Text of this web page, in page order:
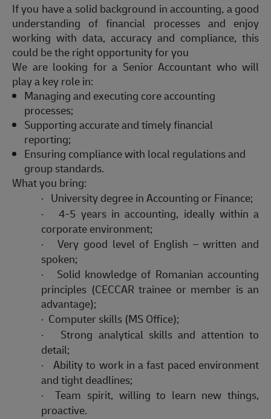
If you have a solid background in accounting, a good
understanding of financial processes and enjoy
working with data, accuracy and compliance, this
could be the right opportunity for you
We are looking for a Senior Accountant who will
play a key role in:
Managing and executing core accounting
processes;
Supporting accurate and timely financial
reporting;
Ensuring compliance with local regulations and
group standards.
What you bring:
· University degree in Accounting orFinance;
·
4-5 years in accounting, ideally within a
corporate environment;
·
Very good level of English – written and
spoken;
·
Solid knowledge of Romanian accounting
principles (CECCAR trainee or member is an
advantage);
· Computer skills (MS Office);
·
Strong analytical skills and attention to
detail;
·
Ability to work in a fast paced environment
andtightdeadlines;
·
Team spirit, willing to learn new things,
proactive.